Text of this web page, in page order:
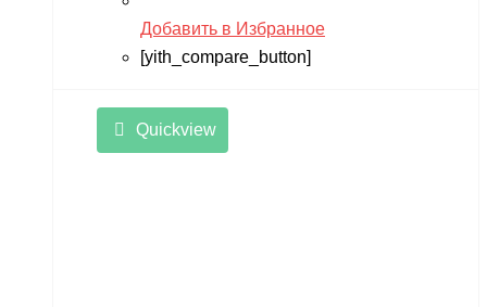
Добавить в Избранное
[yith_compare_button]
Quickview